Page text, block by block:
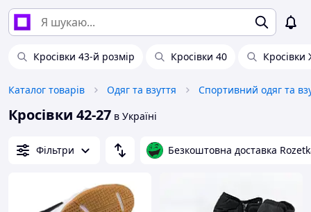
Кросівки 43-й розмір Кросівки 40 Кросівки
Каталог товарів Одяг та взуття Спортивний одяг та
Кросівки 42-27 в Україні
Фільтри Безкоштовна доставка